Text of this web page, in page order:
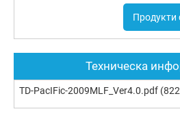
Продукти
Техническа
TD-PacIFic-2009MLF_Ver4.0.pdf